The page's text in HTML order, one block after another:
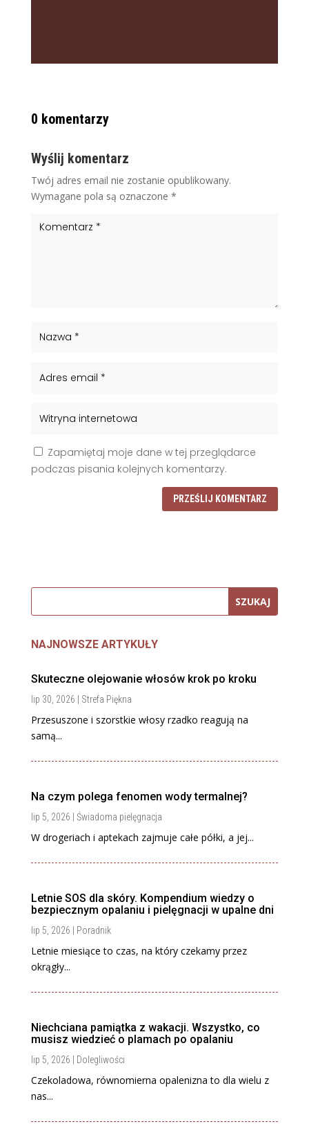
0 komentarzy
Wyślij komentarz
Twój adres email nie zostanie opublikowany.
Wymagane pola są oznaczone *
Zapamiętaj moje dane w tej przeglądarce
podczas pisania kolejnych komentarzy.
PRZEŚLIJ KOMENTARZ
NAJNOWSZE ARTYKUŁY
Skuteczne olejowanie włosów krok po kroku
lip 30, 2026 Strefa Piękna
Przesuszone i szorstkie włosy rzadko reagują na
samą...
Na czym polega fenomen wody termalnej?
lip 5, 2026 Świadoma pielęgnacja
W drogeriach i aptekach zajmuje całe półki, a jej...
Letnie SOS dla skóry. Kompendium wiedzy o
bezpiecznym opalaniu i pielęgnacji w upalne dni
lip 5, 2026 Poradnik
Letnie miesiące to czas, na który czekamy przez
okrągły...
Niechciana pamiątka z wakacji. Wszystko, co
musisz wiedzieć o plamach po opalaniu
lip 5, 2026 Dolegliwości
Czekoladowa, równomierna opalenizna to dla wielu z
nas...